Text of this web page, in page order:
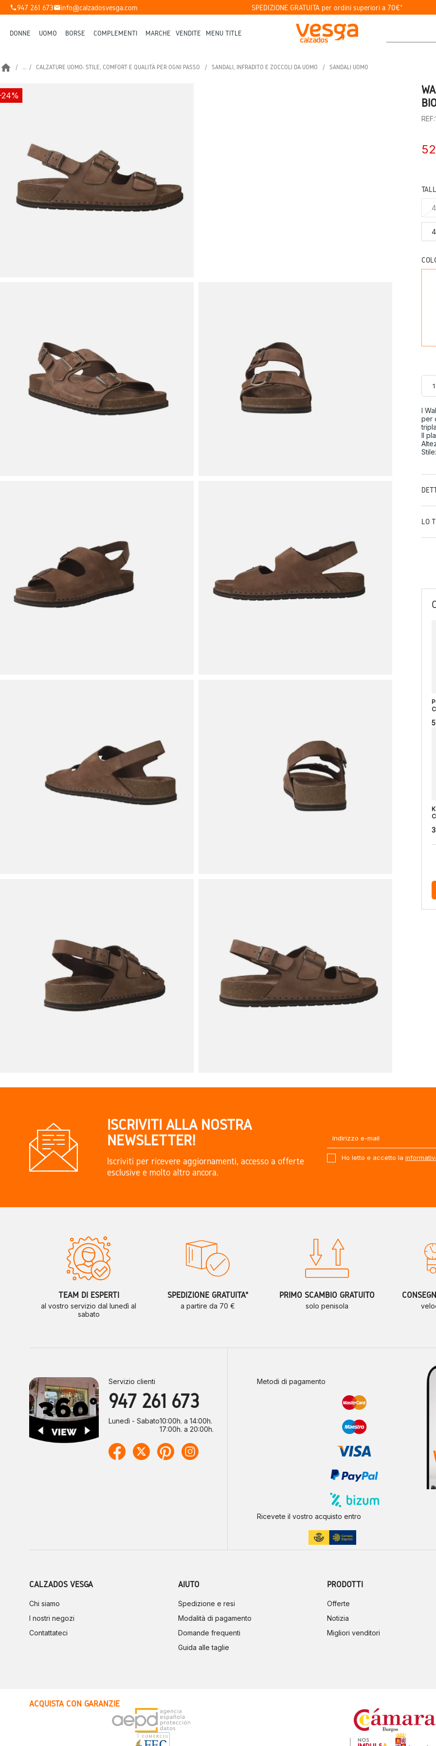
phone947 261 673mailinfo@calzadosvesga.com SPEDIZIONE GRATUITA per ordini superiori a 70€*
DONNE UOMO BORSE COMPLEMENTI MARCHE VENDITE MENU TITLE
home ... CALZATURE UOMO: STILE, COMFORT E QUALITÀ PER OGNI PASSO SANDALI, INFRADITO E ZOCCOLI DA UOMO SANDALI UOMO
I
per
Il
LO
ISCRIVITI ALLA NOSTRA
NEWSLETTER!
Iscriviti per ricevere aggiornamenti, accesso a offerte
esclusive e molto altro ancora.
Ho letto e accetto la
TEAM DI ESPERTI
al vostro servizio dal lunedì al
sabato
SPEDIZIONE GRATUITA*
a partire da 70 €
PRIMO SCAMBIO GRATUITO
solo penisola
Servizio clienti
947 261 673
Lunedì - Sabato10:00h. a 14:00h.
17:00h. a 20:00h.
Metodi di pagamento
Ricevete il vostro acquisto entro
CALZADOS VESGA
Chi siamo
I nostri negozi
Contattateci
AIUTO
Spedizione e resi
Modalità di pagamento
Domande frequenti
Guida alle taglie
PRODOTTI
Offerte
Notizia
Migliori venditori
ACQUISTA CON GARANZIE